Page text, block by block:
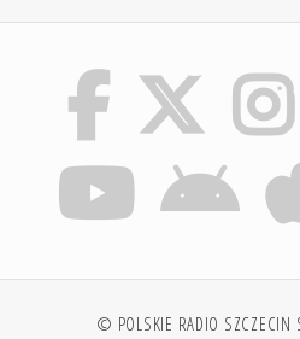
© POLSKIE RADIO SZCZECIN